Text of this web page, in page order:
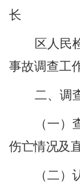
长
区人民
事故调查工
二、调
（一）
伤亡情况及
（二